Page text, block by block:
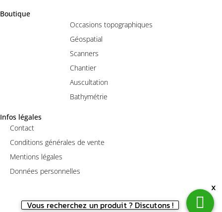
Vous recherchez un produit ? Discutons !
x
Boutique
Occasions topographiques
Géospatial
Scanners
Chantier
Auscultation
Bathymétrie
Infos légales
Contact
Conditions générales de vente
Mentions légales
Données personnelles